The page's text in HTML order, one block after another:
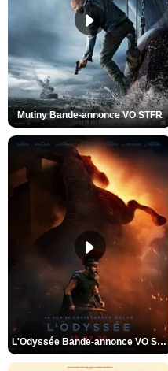
Mutiny Bande-annonce VO STFR
L'Odyssée Bande-annonce VO STFR